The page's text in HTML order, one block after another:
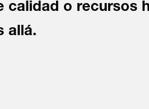
calidad o recursos
allá.